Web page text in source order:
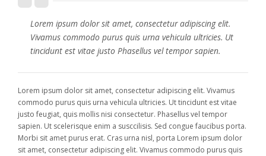
Lorem ipsum dolor sit amet, consectetur adipiscing elit.
Vivamus commodo purus quis urna vehicula ultricies. Ut
tincidunt est vitae justo Phasellus vel tempor sapien.
Lorem ipsum dolor sit amet, consectetur adipiscing elit. Vivamus
commodo purus quis urna vehicula ultricies. Ut tincidunt est vitae
justo feugiat, quis mollis nisi consectetur. Phasellus vel tempor
sapien. Ut scelerisque enim a susccilisis. Sed congue faucibus porta.
Morbi sit amet purus erat. Cras urna nisl, porta Lorem ipsum dolor
sit amet, consectetur adipiscing elit. Vivamus commodo purus quis